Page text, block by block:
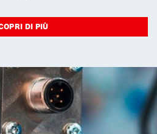
DI PIÙ